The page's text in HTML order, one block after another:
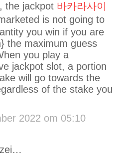
the jackpot 바카라사이
is not going to
you win if you are
the maximum guess
you play a
jackpot slot, a portion
will go towards the
of the stake you
2022 om 05:10